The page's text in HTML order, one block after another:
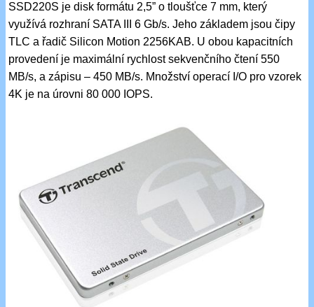
SSD220S je disk formátu 2,5” o tloušťce 7 mm, který
využívá rozhraní SATA III 6 Gb/s. Jeho základem jsou čipy
TLC a řadič Silicon Motion 2256KAB. U obou kapacitních
provedení je maximální rychlost sekvenčního čtení 550
MB/s, a zápisu – 450 MB/s. Množství operací I/O pro vzorek
4K je na úrovni 80 000 IOPS.